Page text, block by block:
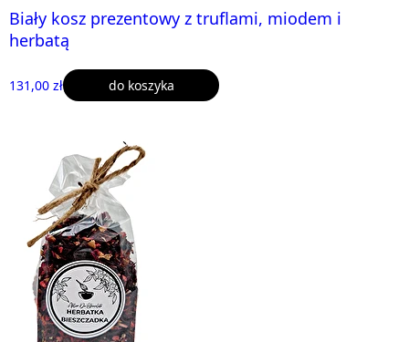
Biały kosz prezentowy z truflami, miodem i
herbatą
131,00 zł do koszyka